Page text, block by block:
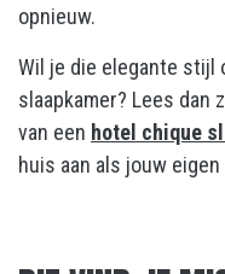
opnieuw.
Wil je die elegante stijl
slaapkamer? Lees
van een hotel chique
huis aan als jouw